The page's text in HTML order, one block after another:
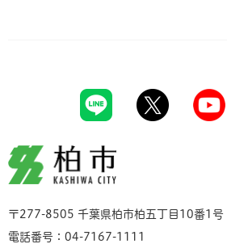
柏市
〒277-8505 千葉県柏市柏五丁目10番1号
電話番号：04-7167-1111